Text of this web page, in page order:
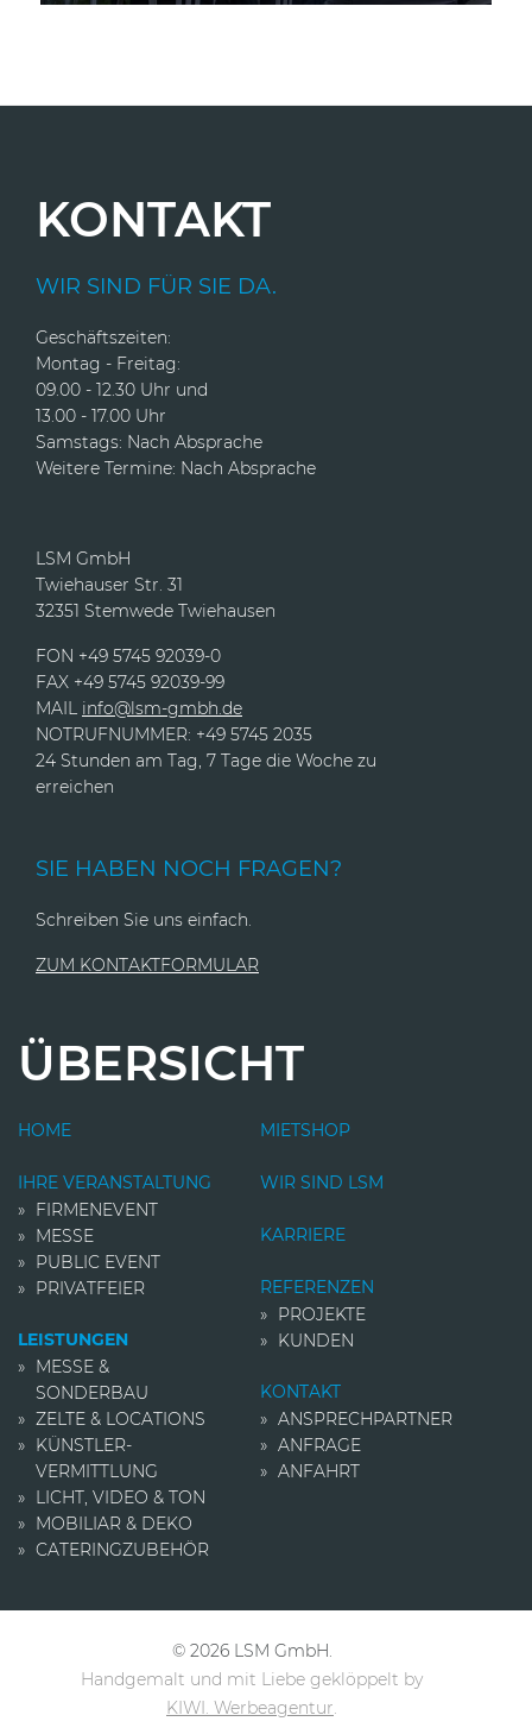
KONTAKT
WIR SIND FÜR SIE DA.
Geschäftszeiten:
Montag - Freitag:
09.00 - 12.30 Uhr und
13.00 - 17.00 Uhr
Samstags: Nach Absprache
Weitere Termine: Nach Absprache
LSM GmbH
Twiehauser Str. 31
32351 Stemwede Twiehausen
FON +49 5745 92039-0
FAX +49 5745 92039-99
MAIL info@lsm-gmbh.de
NOTRUFNUMMER: +49 5745 2035
24 Stunden am Tag, 7 Tage die Woche zu
erreichen
SIE HABEN NOCH FRAGEN?
Schreiben Sie uns einfach.
ZUM KONTAKTFORMULAR
ÜBERSICHT
HOME
IHRE VERANSTALTUNG
FIRMENEVENT
MESSE
PUBLIC EVENT
PRIVATFEIER
LEISTUNGEN
MESSE &
SONDERBAU
ZELTE & LOCATIONS
KÜNSTLER­
VERMITTLUNG
LICHT, VIDEO & TON
MOBILIAR & DEKO
CATERINGZUBEHÖR
MIETSHOP
WIR SIND LSM
KARRIERE
REFERENZEN
PROJEKTE
KUNDEN
KONTAKT
ANSPRECHPARTNER
ANFRAGE
ANFAHRT
© 2026 LSM GmbH.
Handgemalt und mit Liebe geklöppelt by
KIWI. Werbeagentur.